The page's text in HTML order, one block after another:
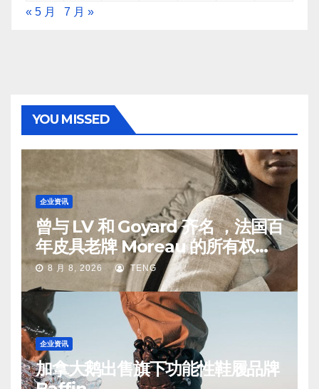
« 5 月 7 月 »
YOU MISSED
企业资讯
曾与 LV 和 Goyard 齐名 ，法国百
年皮具老牌 Moreau 的所有权易
手8 月 8, 2026 TENG
企业资讯
加拿大鹅出售旗下功能性鞋履品牌